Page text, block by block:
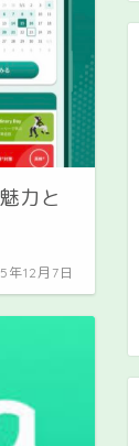
力と
年12月7日